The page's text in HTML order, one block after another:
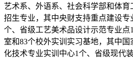
艺术系、外语系、社会科学部和体育
招生专业，其中央财支持重点建设专
个、省级工艺美术品设计示范专业点
室和83个校外实训实习基地，其中
化技术专业实训中心1个、省级现代